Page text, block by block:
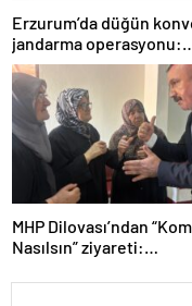
Erzurum’da düğün
jandarma operasyonu:
Silahlar ele geçirildi,
cezalar kesildi
MHP Dilovası’ndan
Nasılsın” ziyareti:
insan var”